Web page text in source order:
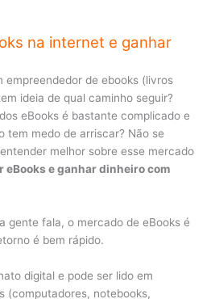
na internet e ganhar
empreendedor de ebooks (livros
ideia de qual caminho seguir?
eBooks é bastante complicado e
tem medo de arriscar? Não se
melhor sobre esse mercado
eBooks e ganhar dinheiro com
gente fala, o mercado de eBooks é
é bem rápido.
digital e pode ser lido em
(computadores, notebooks,